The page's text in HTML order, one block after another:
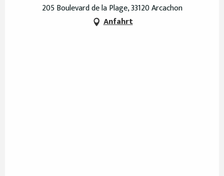
205 Boulevard de la Plage, 33120 Arcachon
Anfahrt